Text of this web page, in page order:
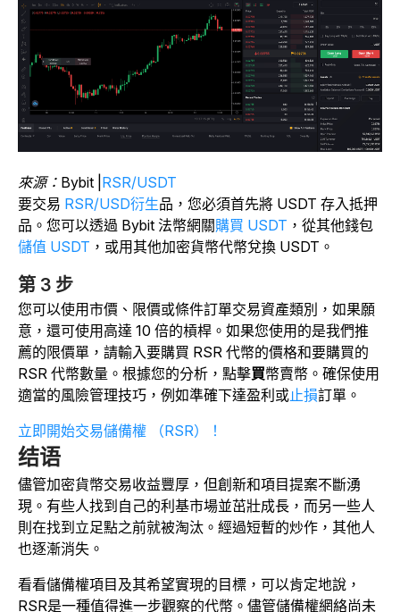
來源： Bybit RSR/USDT
要交易 RSR/USD衍生品，您必須首先將 USDT 存入抵押
品。您可以透過 Bybit 法幣網關購買 USDT ，從其他錢包
儲值 USDT ，或用其他加密貨幣代幣兌換 USDT。
第 3 步
您可以使用市價、限價或條件訂單交易資產類別，如果願
意，還可使用高達 10 倍的槓桿。如果您使用的是我們推
薦的限價單，請輸入要購買 RSR 代幣的價格和要購買的
RSR 代幣數量。根據您的分析，點擊買幣賣幣。確保使用
適當的風險管理技巧，例如準確下達盈利或止損訂單。
立即開始交易儲備權 （RSR）！
结语
儘管加密貨幣交易收益豐厚，但創新和項目提案不斷湧
現。有些人找到自己的利基市場並茁壯成長，而另一些人
則在找到立足點之前就被淘汰。經過短暫的炒作，其他人
也逐漸消失。
看看儲備權項目及其希望實現的目標，可以肯定地說，
RSR是一種值得進一步觀察的代幣。儘管儲備權網絡尚未